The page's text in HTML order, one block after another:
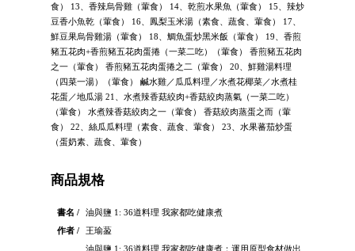
食） 13、香辣烏骨雞（葷食） 14、乾煎水果魚（葷食） 15、辣炒
豆香小魚乾（葷食） 16、鳳梨玉米湯（素食、蔬食、葷食） 17、
鮮豆果烏骨雞湯（葷食） 18、鯛魚蛋炒黑米飯（葷食） 19、香煎
豬五花肉+香煎豬五花肉蛋捲（一菜二吃）（葷食） 香煎豬五花肉
之一（葷食） 香煎豬五花肉蛋捲之二（葷食） 20、鮮雞湯料理
（四菜一湯）（葷食） 鹹水雞／瓜瓜料理／水煮花椰菜／水煮桂
花蛋／地瓜湯 21、水煮辣香菇絞肉+香菇絞肉蒸氣（一菜二吃）
（葷食） 水煮辣香菇絞肉之一（葷食） 香菇絞肉蒸蛋之而（葷
食） 22、絲瓜瓜料理（素食、蔬食、葷食） 23、水果蕃茄炒蛋
（蛋奶素、蔬食、葷食）
商品規格
書名 /
油與鹽 1: 36道料理 我家都吃健康煮
作者 /
王瑜萾
油與鹽 1: 36道料理 我家都吃健康煮：運用原型食材做出